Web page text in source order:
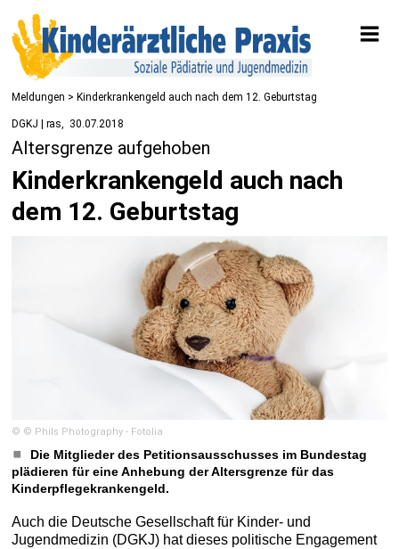
Meldungen > Kinderkrankengeld auch nach dem 12. Geburtstag
DGKJ | ras 30.07.2018
Altersgrenze aufgehoben
Kinderkrankengeld auch nach
dem 12. Geburtstag
© © Phils Photography - Fotolia
Die Mitglieder des Petitionsausschusses im Bundestag
plädieren für eine Anhebung der Altersgrenze für das
Kinderpflegekrankengeld.
Auch die Deutsche Gesellschaft für Kinder- und
Jugendmedizin (DGKJ) hat dieses politische Engagement